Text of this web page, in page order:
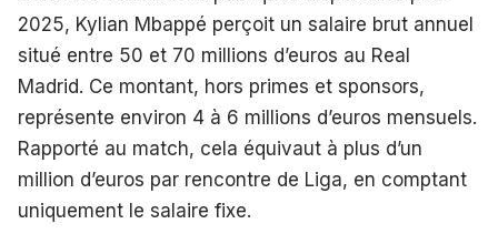
2025, Kylian Mbappé perçoit un salaire brut annuel
situé entre 50 et 70 millions d’euros au Real
Madrid. Ce montant, hors primes et sponsors,
représente environ 4 à 6 millions d’euros mensuels.
Rapporté au match, cela équivaut à plus d’un
million d’euros par rencontre de Liga, en comptant
uniquement le salaire fixe.